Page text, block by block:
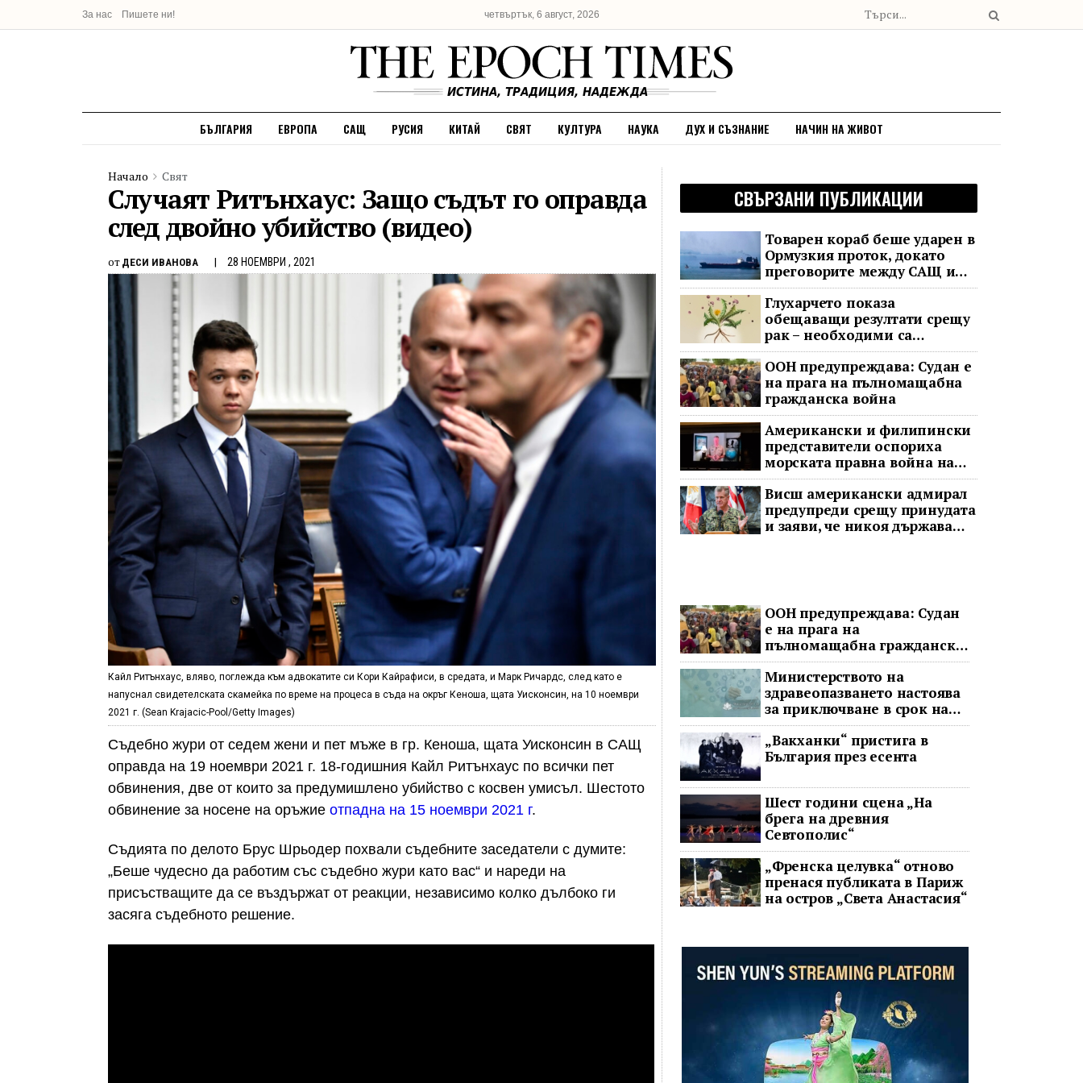
За нас Пишете ни! четвъртък, 6 август, 2026
БЪЛГАРИЯ ЕВРОПА САЩ РУСИЯ КИТАЙ СВЯТ КУЛТУРА НАУКА ДУХ И СЪЗНАНИЕ НАЧИН НА ЖИВОТ
Начало Свят
Случаят Ритънхаус: Защо съдът го оправда
след двойно убийство (видео)
от ДЕСИ ИВАНОВА 28 НОЕМВРИ , 2021
Кайл Ритънхаус, вляво, поглежда към адвокатите си Кори Кайрафиси, в средата, и Марк Ричардс, след като е
напуснал свидетелската скамейка по време на процеса в съда на окръг Кеноша, щата Уисконсин, на 10 ноември
2021 г. (Sean Krajacic-Pool/Getty Images)
Съдебно жури от седем жени и пет мъже в гр. Кеноша, щата Уисконсин в САЩ
оправда на 19 ноeмври 2021 г. 18-годишния Кайл Ритънхаус по всички пет
обвинения, две от които за предумишлено убийство с косвен умисъл. Шестото
обвинение за носене на оръжие отпадна на 15 ноември 2021 г.
Съдията по делото Брус Шрьодер похвали съдебните заседатели с думите:
„Беше чудесно да работим със съдебно жури като вас“ и нареди на
присъстващите да се въздържат от реакции, независимо колко дълбоко ги
засяга съдебното решение.
СВЪРЗАНИ ПУБЛИКАЦИИ
Товарен кораб беше ударен в
Ормузкия проток, докато
преговорите между САЩ и
Иран останаха в безизходица
Глухарчето показа
обещаващи резултати срещу
рак – необходими са
изпитания с хора
ООН предупреждава: Судан е
на прага на пълномащабна
гражданска война
Американски и филипински
представители оспориха
морската правна война на
Пекин
Висш американски адмирал
предупреди срещу принудата
и заяви, че никоя държава
ООН предупреждава: Судан
е на прага на
пълномащабна гражданска
война
Министерството на
здравеопазването настоява
за приключване в срок на
два ключови строителни
проекта
„Вакханки“ пристига в
България през есента
Шест години сцена „На
брега на древния
Севтополис“
„Френска целувка“ отново
пренася публиката в Париж
на остров „Света Анастасия“